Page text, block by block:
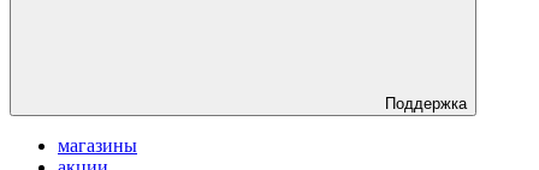
Поддержка
магазины